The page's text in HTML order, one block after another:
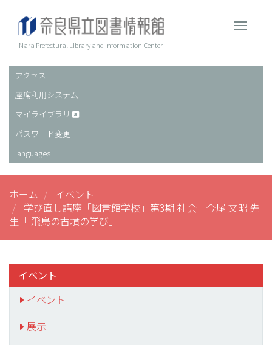
Nara Prefectural Library and Information Center
ヘ
ッ
ダ
ー
アクセス
座席利用システム
マイライブラリ
パスワード変更
languages
ホーム
イベント
学び直し講座「図書館学校」第3期 社会 今尾 文昭 先
生「 飛鳥の古墳の学び」
イベント
イベント
展示